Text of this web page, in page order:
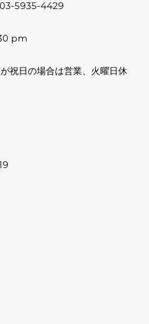
5935-4429
pm
祝日の場合は営業、火曜日休